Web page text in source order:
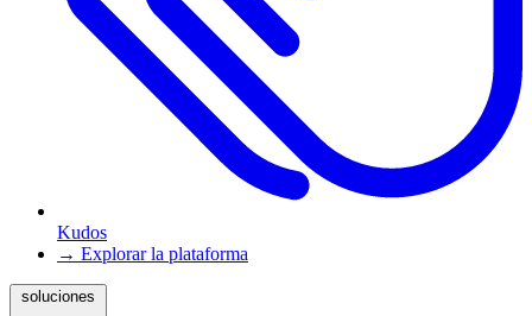
Kudos
→ Explorar la plataforma